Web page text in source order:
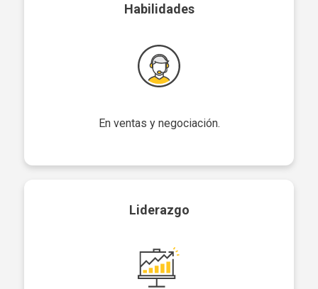
Habilidades
En ventas y negociación.
Liderazgo